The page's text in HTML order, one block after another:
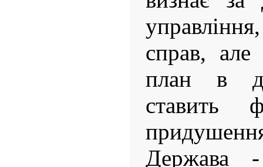
справ,
план в
ставить
Держава